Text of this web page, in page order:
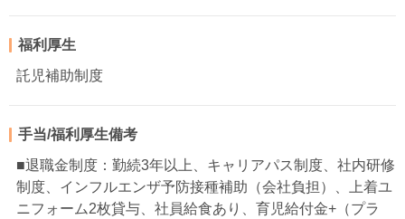
福利厚生
託児補助制度
手当/福利厚生備考
■退職金制度：勤続3年以上、キャリアパス制度、社内研修
制度、インフルエンザ予防接種補助（会社負担）、上着ユ
ニフォーム2枚貸与、社員給食あり、育児給付金+（プラ